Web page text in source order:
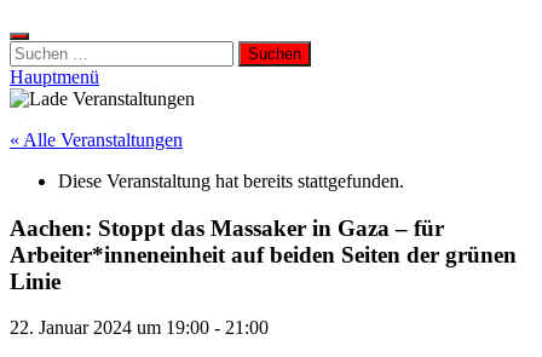
Suchen
nach:
Hauptmenü
« Alle Veranstaltungen
Diese Veranstaltung hat bereits stattgefunden.
Aachen: Stoppt das Massaker in Gaza – für
Arbeiter*inneneinheit auf beiden Seiten der grünen
Linie
22. Januar 2024 um 19:00 - 21:00